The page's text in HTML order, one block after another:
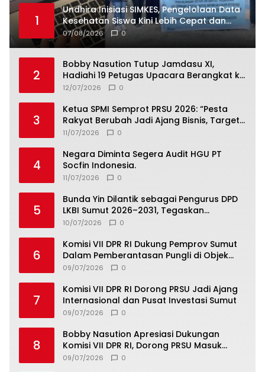
1
Undhira Inisiasi SIMKES, Pengelolaan Data
Kesehatan Siswa Kini Lebih Cepat dan
Terintegrasi
07/08/2026 0
2
Bobby Nasution Tutup Jamdasu XI,
Hadiahi 19 Petugas Upacara Berangkat ke
Jamnas 2026
12/07/2026 0
3
Ketua SPMI Semprot PRSU 2026: “Pesta
Rakyat Berubah Jadi Ajang Bisnis, Target
300 Ribu Pengunjung Tinggal Slogan”
11/07/2026 0
4
Negara Diminta Segera Audit HGU PT
Socfin Indonesia.
11/07/2026 0
5
Bunda Yin Dilantik sebagai Pengurus DPD
LKBI Sumut 2026–2031, Tegaskan
Komitmen Perkuat Toleransi dan
10/07/2026 0
6
Komisi VII DPR RI Dukung Pemprov Sumut
Dalam Pemberantasan Pungli di Objek
Wisata
09/07/2026 0
7
Komisi VII DPR RI Dorong PRSU Jadi Ajang
Internasional dan Pusat Investasi Sumut
09/07/2026 0
8
Bobby Nasution Apresiasi Dukungan
Komisi VII DPR RI, Dorong PRSU Masuk
Kalender Event Nasional
09/07/2026 0